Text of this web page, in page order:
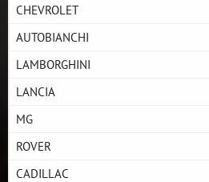
CHEVROLET
AUTOBIANCHI
LAMBORGHINI
LANCIA
MG
ROVER
CADILLAC